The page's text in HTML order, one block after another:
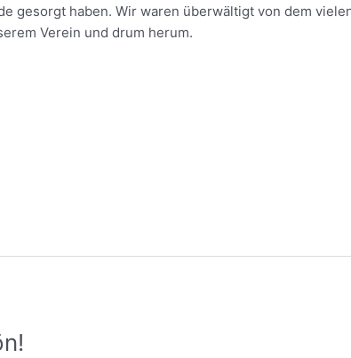
gesorgt haben. Wir waren überwältigt von dem
Verein und drum herum.